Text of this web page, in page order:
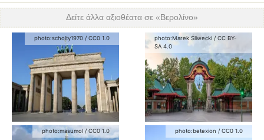
Δείτε άλλα αξιοθέατα σε «Βερολίνο»
photo:scholty1970 / CC0 1.0 photo:Marek Śliwecki / CC BY-
SA 4.0
photo:masumol / CC0 1.0 photo:betexion / CC0 1.0